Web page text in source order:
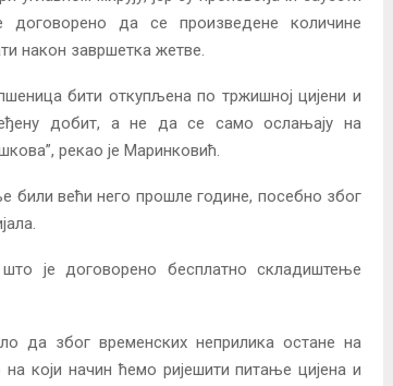
да се произведене количине
након завршетка жетве.
бити откупљена по тржишној цијени и
добит, а не да се само ослањају на
рекао је Маринковић.
били већи него прошле године, посебно због
је договорено бесплатно складиштење
да због временских неприлика остане на
који начин ћемо ријешити питање цијена и